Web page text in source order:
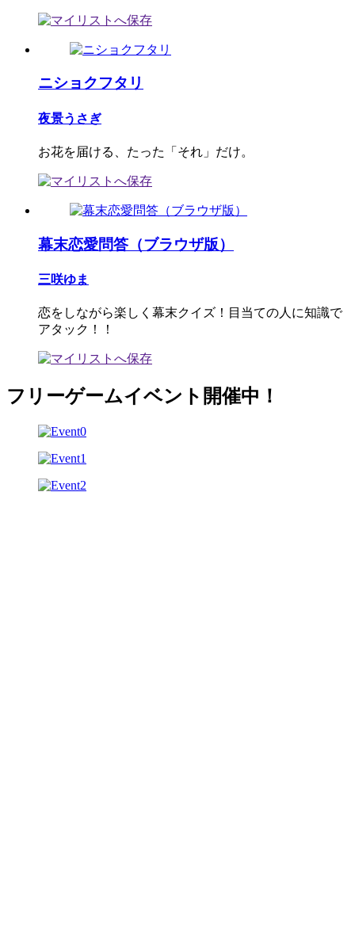
ニショクフタリ
夜景うさぎ
お花を届ける、たった「それ」だけ。
幕末恋愛問答（ブラウザ版）
三咲ゆま
恋をしながら楽しく幕末クイズ！目当ての人に知識で
アタック！！
フリーゲームイベント開催中！